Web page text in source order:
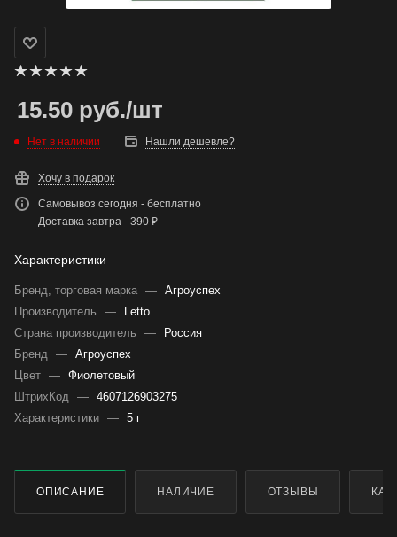
15.50 руб./шт
Нет в наличии Нашли дешевле?
Хочу в подарок
Самовывоз сегодня - бесплатно
Доставка завтра - 390 ₽
Характеристики
Бренд, торговая марка — Агроуспех
Производитель
—
Letto
Страна производитель
—
Россия
Бренд — Агроуспех
Цвет — Фиолетовый
ШтрихКод — 4607126903275
Характеристики — 5 г
ОПИСАНИЕ НАЛИЧИЕ ОТЗЫВЫ